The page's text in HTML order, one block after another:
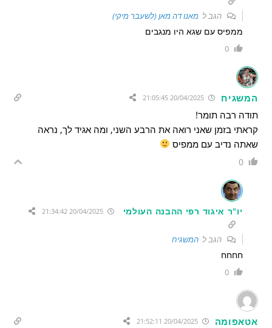
הגב למאנו דה מאן (לשעבר מיקי)
ממפיס עם שגא היו מנגבים
0
המשגיח
תודה רבה תומר!
קראתי בזמן שאני רואה את הרבע השני, ומה אגיד לך, נראה
שאתה נדיב עם ממפיס
0
יו"ר איגוד רפי ההבנה העולמי 20/04/2025 21:34:42
הגב להמשגיח
חחחח
0
אטאפומה 20/04/2025 21:52:11